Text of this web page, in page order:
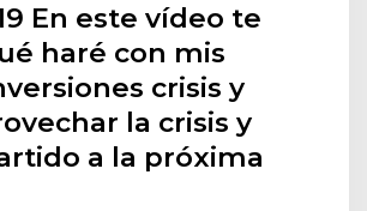
En este vídeo te
haré con mis
crisis y
la crisis y
a la próxima